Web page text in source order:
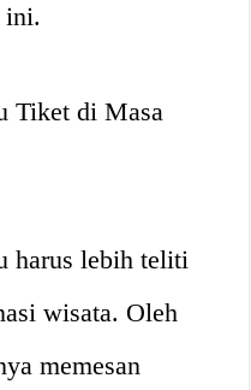
ini.
Tiket di Masa
harus lebih teliti
wisata. Oleh
memesan